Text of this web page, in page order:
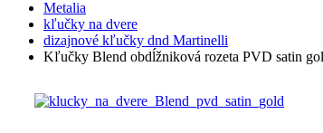
Metalia
kľučky na dvere
dizajnové kľučky dnd Martinelli
Kľučky Blend obdĺžniková rozeta PVD satin